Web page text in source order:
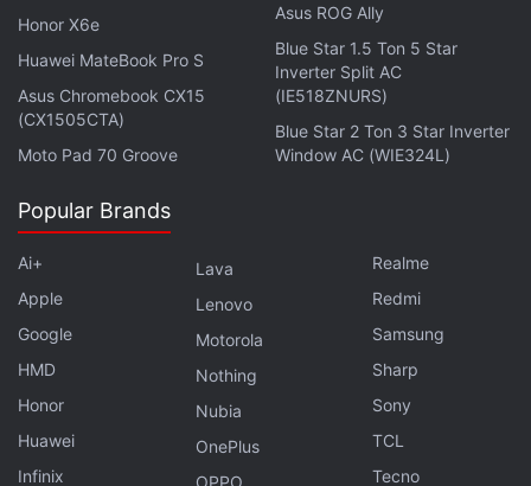
Auch das Nokia 215 4G (2026) verfügt über ein
ähnliches 2,8 Zoll großes IPS-Display mit QVGA-
Auflösung, einen austauschbaren 1.450-mAh-Akku
sowie das Betriebssystem S30+. Es besitzt eine
VGA-Frontkamera. Das Gerät bietet 64 MB RAM
microSD-Karte um bis zu 32 GB erweitern lässt. Die
Nokia 235 4G (2026).
Auch dieses Modell unterstützt UKW-Radio mit
kabelgebundenem und kabellosem Modus. Es
bietet 4G-Konnektivität über mehrere GSM-,
12,8 mm und wiegt 104 Gramm.
Honor X6e
Huawei MateBook Pro S
Asus Chromebook CX15
(CX1505CTA)
Moto Pad 70 Groove
Asus ROG Ally
Blue Star 1.5 Ton 5 Star
Inverter Split AC
(IE518ZNURS)
Blue Star 2 Ton 3 Star Inverter
Window AC (WIE324L)
Popular Brands
Ai+
Apple
Google
HMD
Honor
Huawei
Infinix
Lava
Lenovo
Motorola
Nothing
Nubia
OnePlus
OPPO
Realme
Redmi
Samsung
Sharp
Sony
TCL
Tecno